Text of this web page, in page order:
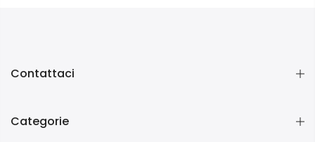
Contattaci
Categorie